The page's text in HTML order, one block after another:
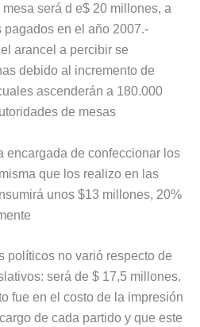
será d e$ 20 millones, a
en el año 2007.-
arancel a percibir se
debido al incremento de
ascenderán a 180.000
de mesas
encargada de confeccionar los
que los realizo en las
unos $13 millones, 20%
políticos no varió respecto de
será de $ 17,5 millones.
fue en el costo de la impresión
de cada partido y que este